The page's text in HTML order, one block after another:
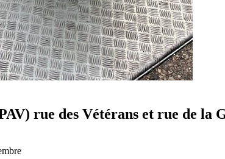
rue des Vétérans et rue de la